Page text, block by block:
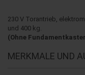
230 V Torantrieb,
und 400 kg.
(Ohne
MERKMALE UND